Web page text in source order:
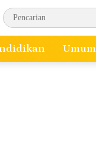
Umum